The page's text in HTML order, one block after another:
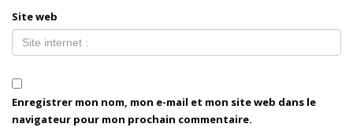
Site web
Enregistrer mon nom, mon e-mail et mon site web dans le
navigateur pour mon prochain commentaire.